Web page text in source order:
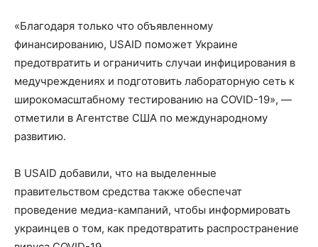
«Благодаря только что объявленному
финансированию, USAID поможет Украине
предотвратить и ограничить случаи инфицирования в
медучреждениях и подготовить лабораторную сеть к
широкомасштабному тестированию на COVID-19», —
отметили в Агентстве США по международному
развитию.
В USAID добавили, что на выделенные
правительством средства также обеспечат
проведение медиа-кампаний, чтобы информировать
украинцев о том, как предотвратить распространение